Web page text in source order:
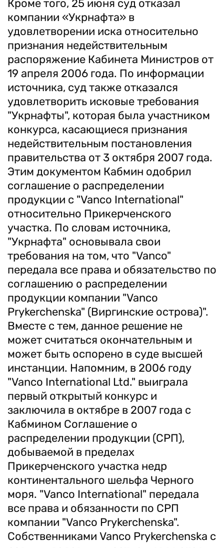
Кроме того, 25 июня суд отказал
компании «Укрнафта» в
удовлетворении иска относительно
признания недействительным
распоряжение Кабинета Министров от
19 апреля 2006 года. По информации
источника, суд также отказался
удовлетворить исковые требования
"Укрнафты", которая была участником
конкурса, касающиеся признания
недействительным постановления
правительства от 3 октября 2007 года.
Этим документом Кабмин одобрил
соглашение о распределении
продукции с "Vanco International"
относительно Прикерченского
участка. По словам источника,
"Укрнафта" основывала свои
требования на том, что "Vanco"
передала все права и обязательство по
соглашению о распределении
продукции компании "Vanco
Prykerchenska" (Виргинские острова)".
Вместе с тем, данное решение не
может считаться окончательным и
может быть оспорено в суде высшей
инстанции. Напомним, в 2006 году
"Vanсo International Ltd." выиграла
первый открытый конкурс и
заключила в октябре в 2007 года с
Кабмином Соглашение о
распределении продукции (СРП),
добываемой в пределах
Прикерченского участка недр
континентального шельфа Черного
моря. "Vanco International" передала
все права и обязанности по СРП
компании "Vanco Prykerchenska".
Собственниками Vanco Prykerchenska с